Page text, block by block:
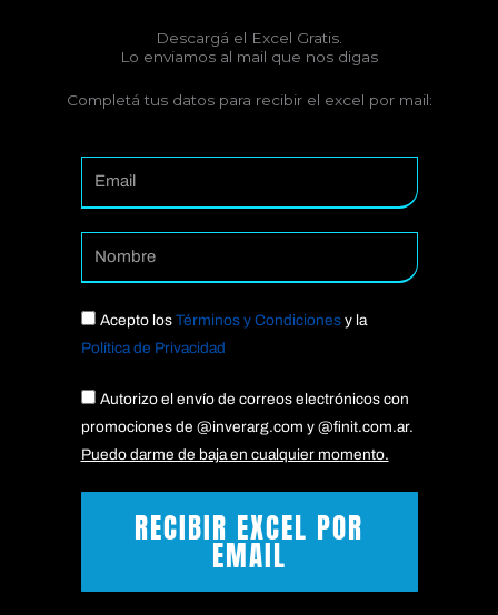
Descargá el Excel Gratis.
Lo enviamos al mail que nos digas
Completá tus datos para recibir el excel por mail:
Email
Acepto los Términos y Condicionesy la
Política de Privacidad
Autorizo el envío de correos electrónicos con
promociones de @inverarg.com y @finit.com.ar.
Puedo darme de baja en cualquier momento.
RECIBIR EXCEL POR
EMAIL